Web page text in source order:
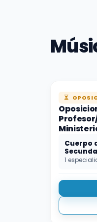
Cuerpo
1